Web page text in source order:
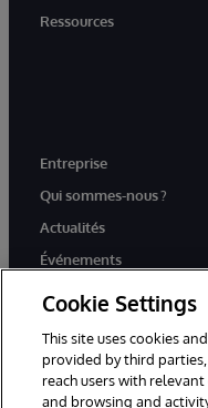
Ressources
Entreprise
Qui sommes-nous ?
Actualités
Événements
Rejoignez-nous
Cookie Settings
This site uses cookies
provided by third
reach users with
and browsing and